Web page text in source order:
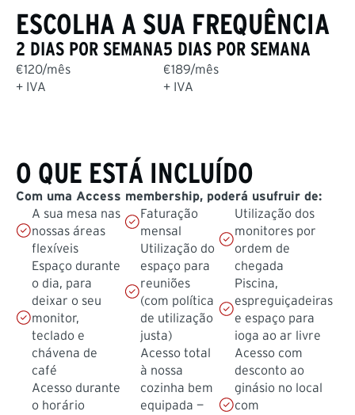
ESCOLHA A SUA FREQUÊNCIA
2 DIAS POR SEMANA
€120/mês
+ IVA
5 DIAS POR SEMANA
€189/mês
+ IVA
O QUE ESTÁ INCLUÍDO
Com uma Access membership, poderá usufruir de:
A sua mesa nas
nossas áreas
flexíveis
Espaço durante
o dia, para
deixar o seu
monitor,
teclado e
chávena de
café
Acesso durante
o horário
Faturação
mensal
Utilização do
espaço para
reuniões
(com política
de utilização
justa)
Acesso total
à nossa
cozinha bem
equipada —
Utilização dos
monitores por
ordem de
chegada
Piscina,
espreguiçadeiras
e espaço para
ioga ao ar livre
Acesso com
desconto ao
ginásio no local
com